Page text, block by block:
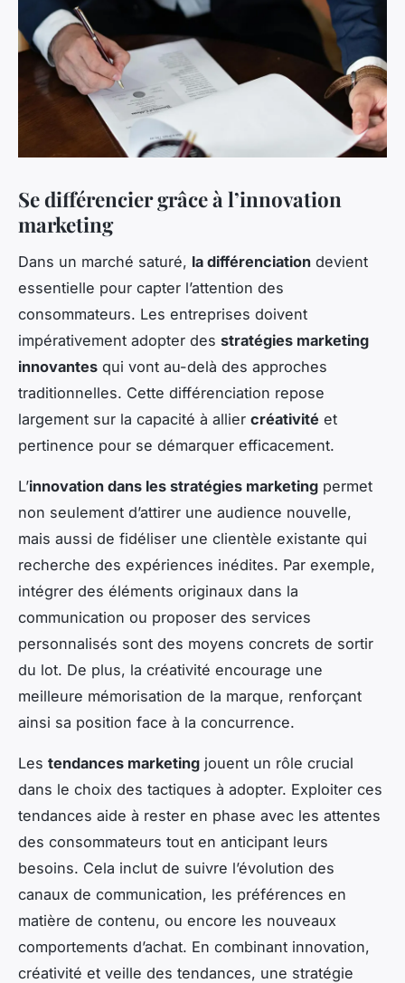
Se différencier grâce à l’innovation
marketing
Dans un marché saturé, la différenciation devient
essentielle pour capter l’attention des
consommateurs. Les entreprises doivent
impérativement adopter des stratégies marketing
innovantes qui vont au-delà des approches
traditionnelles. Cette différenciation repose
largement sur la capacité à allier créativité et
pertinence pour se démarquer efficacement.
L’innovation dans les stratégies marketing permet
non seulement d’attirer une audience nouvelle,
mais aussi de fidéliser une clientèle existante qui
recherche des expériences inédites. Par exemple,
intégrer des éléments originaux dans la
communication ou proposer des services
personnalisés sont des moyens concrets de sortir
du lot. De plus, la créativité encourage une
meilleure mémorisation de la marque, renforçant
ainsi sa position face à la concurrence.
Les tendances marketing jouent un rôle crucial
dans le choix des tactiques à adopter. Exploiter ces
tendances aide à rester en phase avec les attentes
des consommateurs tout en anticipant leurs
besoins. Cela inclut de suivre l’évolution des
canaux de communication, les préférences en
matière de contenu, ou encore les nouveaux
comportements d’achat. En combinant innovation,
créativité et veille des tendances, une stratégie